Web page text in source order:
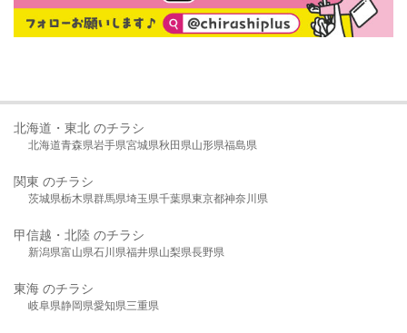
北海道・東北 のチラシ
北海道青森県岩手県宮城県秋田県山形県福島県
関東 のチラシ
茨城県栃木県群馬県埼玉県千葉県東京都神奈川県
甲信越・北陸 のチラシ
新潟県富山県石川県福井県山梨県長野県
東海 のチラシ
岐阜県静岡県愛知県三重県